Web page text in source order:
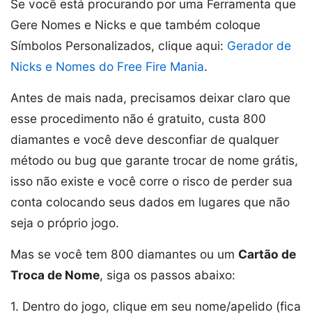
Se você está procurando por uma Ferramenta que
Gere Nomes e Nicks e que também coloque
Símbolos Personalizados, clique aqui: Gerador de
Nicks e Nomes do Free Fire Mania.
Antes de mais nada, precisamos deixar claro que
esse procedimento não é gratuito, custa 800
diamantes e você deve desconfiar de qualquer
método ou bug que garante trocar de nome grátis,
isso não existe e você corre o risco de perder sua
conta colocando seus dados em lugares que não
seja o próprio jogo.
Mas se você tem 800 diamantes ou um Cartão de
Troca de Nome, siga os passos abaixo:
1. Dentro do jogo, clique em seu nome/apelido (fica